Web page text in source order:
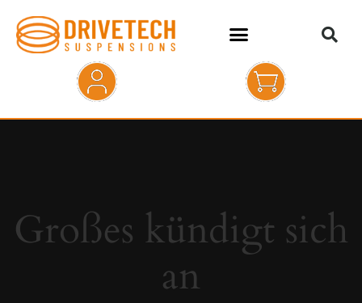
KONTAKT
Großes kündigt sich
an